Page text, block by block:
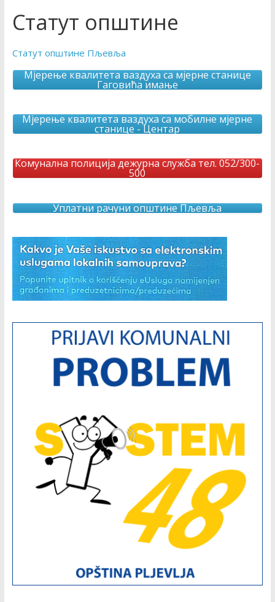
Статут општине
Статут општине Пљевља
Мјерење квалитета ваздуха са мјерне станице
Гаговића имање
Мјерење квалитета ваздуха са мобилне мјерне
станице - Центар
Комунална полиција дежурна служба тел. 052/300-
500
Уплатни рачуни општине Пљевља